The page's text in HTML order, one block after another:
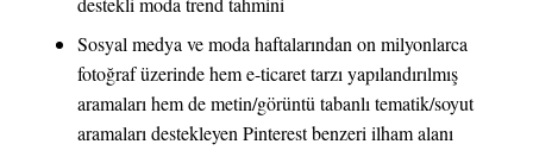
Sosyal medya ve moda haftalarından on milyonlarca
fotoğraf üzerinde hem e-ticaret tarzı yapılandırılmış
aramaları hem de metin/görüntü tabanlı tematik/soyut
aramaları destekleyen Pinterest benzeri ilham alanı